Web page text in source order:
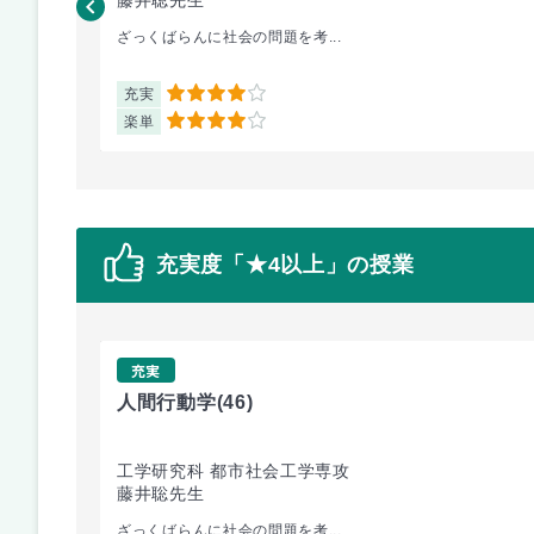
ざっくばらんに社会の問題を考...
充実 4
楽単 4
充実度「★4以上」の授業
充実
人間行動学(46)
工学研究科 都市社会工学専攻
藤井聡先生
ざっくばらんに社会の問題を考...